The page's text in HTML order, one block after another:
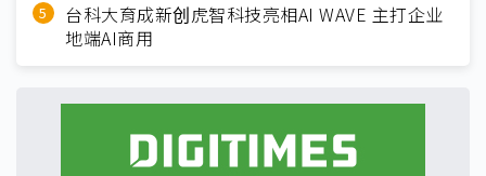
台科大育成新创虎智科技亮相AI WAVE 主打企业
地端AI商用